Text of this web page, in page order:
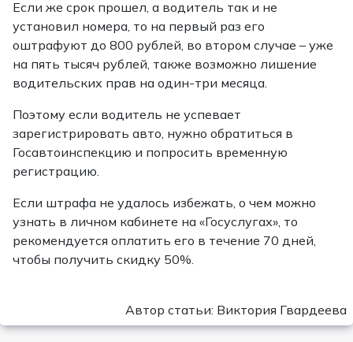
Если же срок прошел, а водитель так и не
установил номера, то на первый раз его
оштрафуют до 800 рублей, во втором случае – уже
на пять тысяч рублей, также возможно лишение
водительских прав на один-три месяца.
Поэтому если водитель не успевает
зарегистрировать авто, нужно обратиться в
Госавтоинспекцию и попросить временную
регистрацию.
Если штрафа не удалось избежать, о чем можно
узнать в личном кабинете на «Госуслугах», то
рекомендуется оплатить его в течение 70 дней,
чтобы получить скидку 50%.
Автор статьи: Виктория Гвардеева